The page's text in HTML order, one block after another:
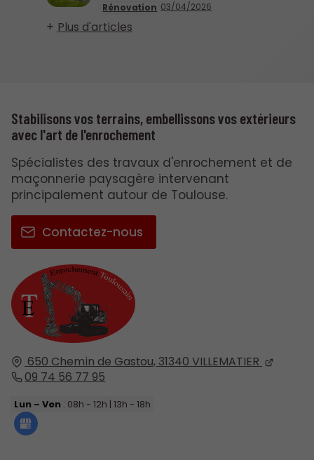
Rénovation 03/04/2026
Plus d'articles
650 Chemin de Gastou, 31340 VILLEMATIER
09 74 56 77 95
Lun – Ven : 08h - 12h | 13h - 18h
Stabilisons vos terrains, embellissons vos extérieurs
avec l'art de l'enrochement
Spécialistes des travaux d'enrochement et de
maçonnerie paysagère intervenant
principalement autour de Toulouse.
Contactez-nous